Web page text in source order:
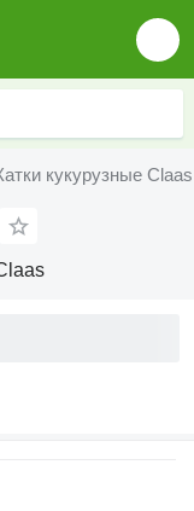
кукурузные Claas